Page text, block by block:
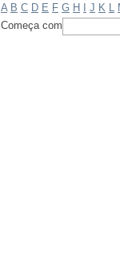
A B C D E F G H J K
Começa com